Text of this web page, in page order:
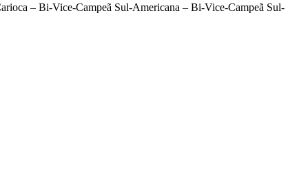
– Bi-Vice-Campeã Sul-Americana – Bi-Vice-Campeã Sul-